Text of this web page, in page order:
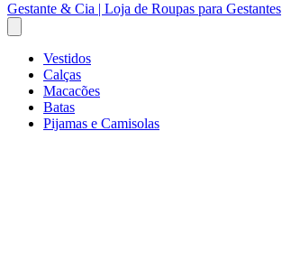
Gestante & Cia | Loja de Roupas para Gestantes
Vestidos
Calças
Macacões
Batas
Pijamas e Camisolas